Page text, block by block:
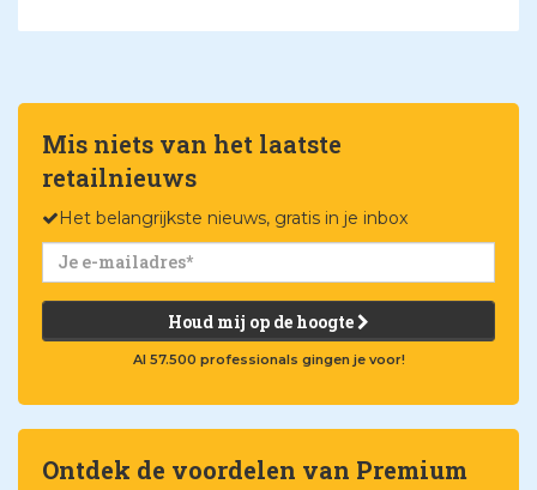
Mis niets van het laatste
retailnieuws
Het belangrijkste nieuws, gratis in je inbox
Houd mij op de hoogte
Al 57.500 professionals gingen je voor!
Ontdek de voordelen van Premium